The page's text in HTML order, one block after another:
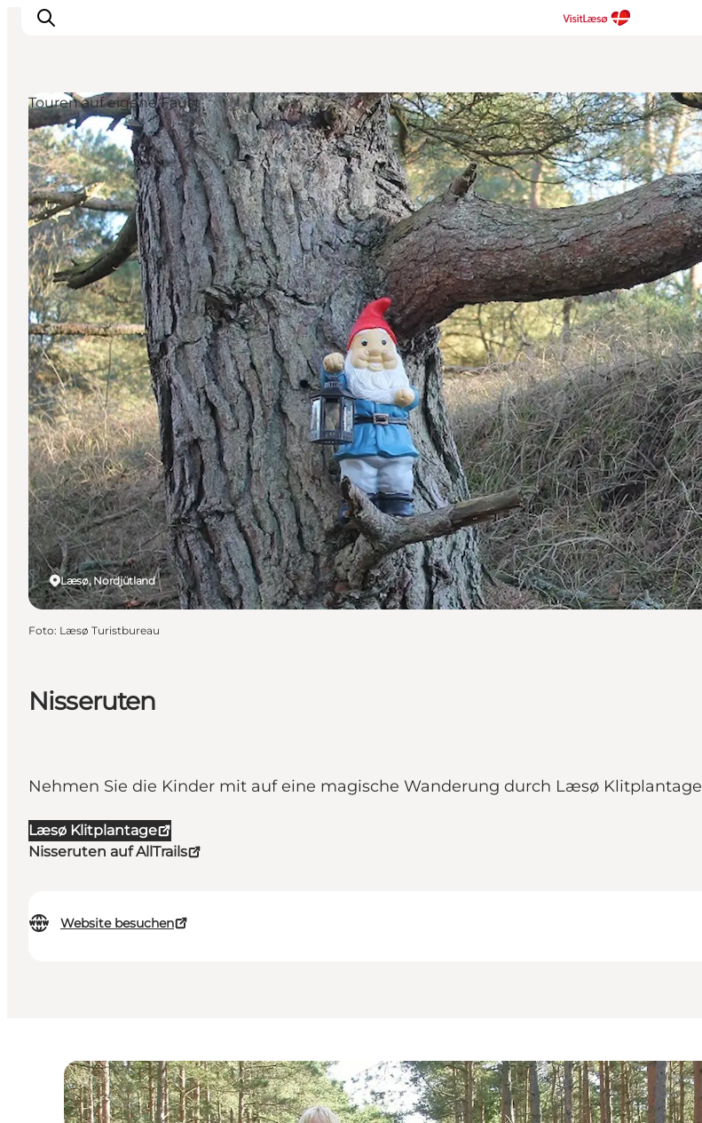
Nisseruten
Nehmen Sie die Kinder mit auf eine magische Wanderung durch Læsø Klitplantage
Læsø Klitplantage
Nisseruten auf AllTrails
Website besuchen
Læsø, Nordjütland
Touren auf eigene Faust
Foto: Læsø Turistbureau